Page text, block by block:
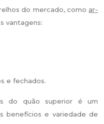
do mercado, como ar-
vantagens:
e fechados.
do quão superior é um
benefícios e variedade de